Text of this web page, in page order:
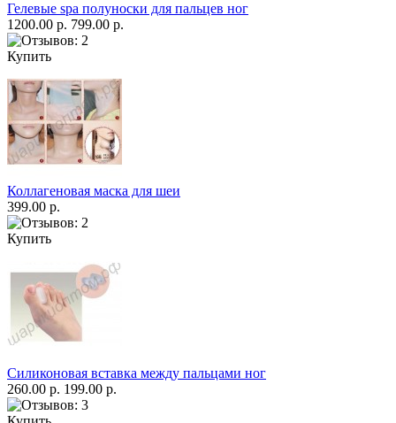
Гелевые spa полуноски для пальцев ног
1200.00 р. 799.00 р.
Купить
Коллагеновая маска для шеи
399.00 р.
Купить
Силиконовая вставка между пальцами ног
260.00 р. 199.00 р.